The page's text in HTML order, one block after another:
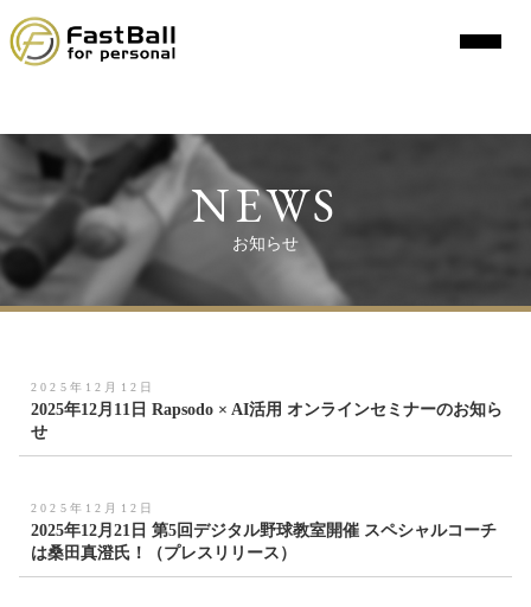
ン
ツ
ッ
プ
NEWS
お知らせ
2025年12月12日
2025年12月11日 Rapsodo × AI活用 オンラインセミナーのお知ら
せ
2025年12月12日
2025年12月21日 第5回デジタル野球教室開催 スペシャルコーチ
は桑田真澄氏！（プレスリリース）